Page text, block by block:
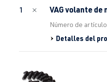
1 VAG volante de
Número de
Detalles del